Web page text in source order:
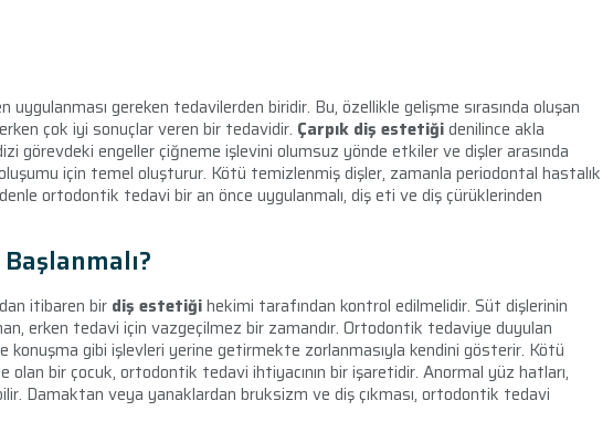
gereken tedavilerden biridir. Bu, özellikle gelişme sırasında oluşan
çok iyi sonuçlar veren bir tedavidir. Çarpık diş estetiğidenilince akla
görevdeki engeller çiğneme işlevini olumsuz yönde etkiler ve dişler arasında
için temel oluşturur. Kötü temizlenmiş dişler, zamanla periodontal hastalık
ortodontik tedavi bir an önce uygulanmalı, diş eti ve diş çürüklerinden
itibaren bir diş estetiğihekimi tarafından kontrol edilmelidir. Süt dişlerinin
erken tedavi için vazgeçilmez bir zamandır. Ortodontik tedaviye duyulan
konuşma gibi işlevleri yerine getirmekte zorlanmasıyla kendini gösterir. Kötü
bir çocuk, ortodontik tedavi ihtiyacının bir işaretidir. Anormal yüz hatları,
Damaktan veya yanaklardan bruksizm ve diş çıkması, ortodontik tedavi